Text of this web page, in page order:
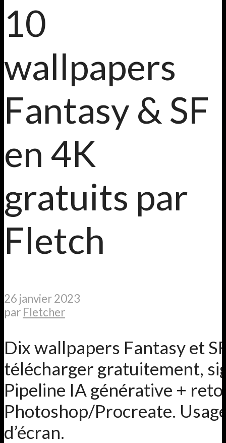
10
wallpapers
Fantasy & SF
en 4K
gratuits par
Fletch
26 janvier 2023
par Fletcher
Dix wallpapers Fantasy et
télécharger gratuitement,
Pipeline IA générative +
Photoshop/Procreate.
d’écran.